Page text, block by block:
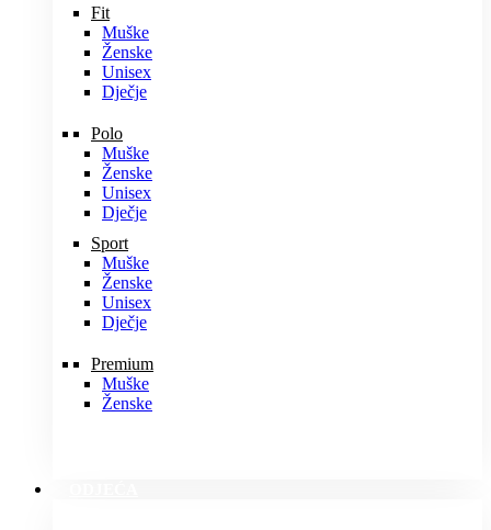
Fit
Muške
Ženske
Unisex
Dječje
Polo
Muške
Ženske
Unisex
Dječje
Sport
Muške
Ženske
Unisex
Dječje
Premium
Muške
Ženske